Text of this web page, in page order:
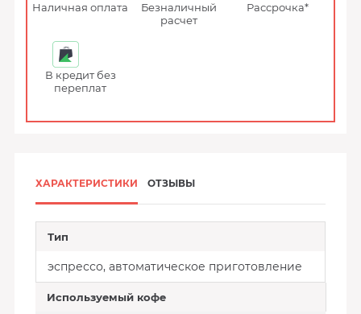
Наличная оплата
Безналичный
расчет
Рассрочка*
В кредит без
переплат
ХАРАКТЕРИСТИКИ ОТЗЫВЫ
Тип
эспрессо, автоматическое приготовление
Используемый кофе